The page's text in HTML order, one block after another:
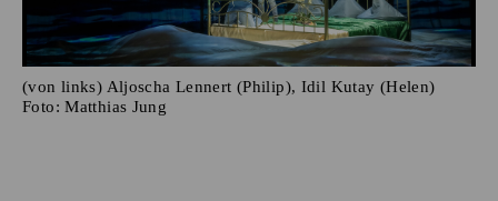
(von links) Aljoscha Lennert (Philip), Idil Kutay (Helen)
Foto: Matthias Jung